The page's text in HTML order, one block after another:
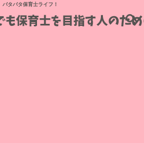
バタバタ保育士ライフ！